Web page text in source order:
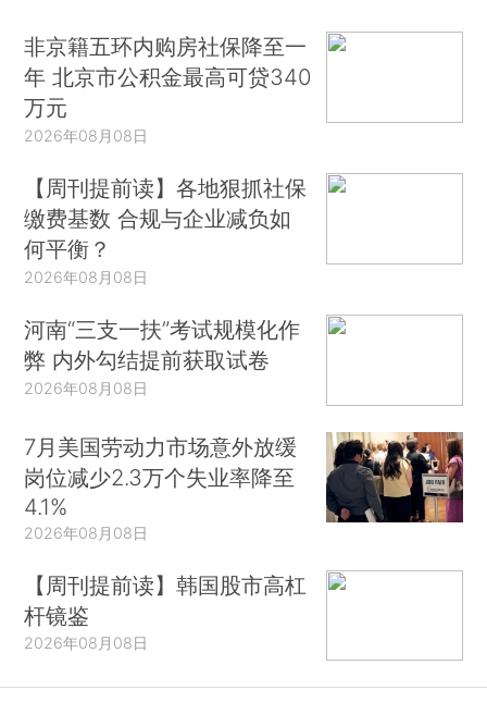
非京籍五环内购房社保降至一
年 北京市公积金最高可贷340
万元
2026年08月08日
【周刊提前读】各地狠抓社保
缴费基数 合规与企业减负如
何平衡？
2026年08月08日
河南“三支一扶”考试规模化作
弊 内外勾结提前获取试卷
2026年08月08日
7月美国劳动力市场意外放缓
岗位减少2.3万个失业率降至
4.1%
2026年08月08日
【周刊提前读】韩国股市高杠
杆镜鉴
2026年08月08日